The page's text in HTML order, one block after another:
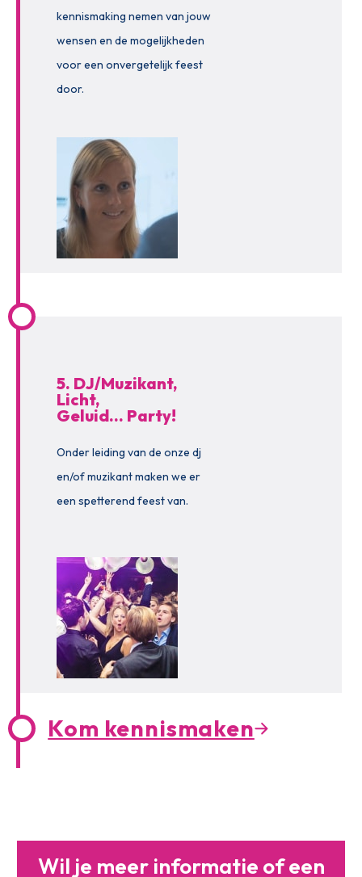
kennismaking nemen van jouw
wensen en de mogelijkheden
voor een onvergetelijk feest
door.
5. DJ/Muzikant,
Licht,
Geluid… Party!
Onder leiding van de onze dj
en/of muzikant maken we er
een spetterend feest van.
Kom kennismaken
Wil je meer informatie ofeen